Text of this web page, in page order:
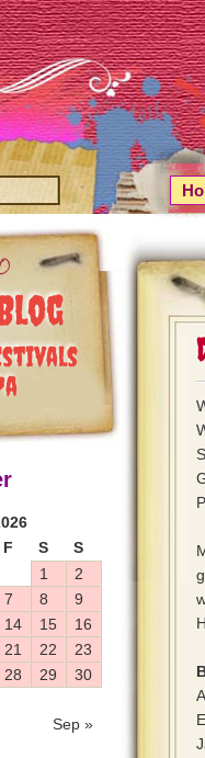
F S S
Sep »
1
2
7 8
9
14 15
16
21 22
23
28 29
30